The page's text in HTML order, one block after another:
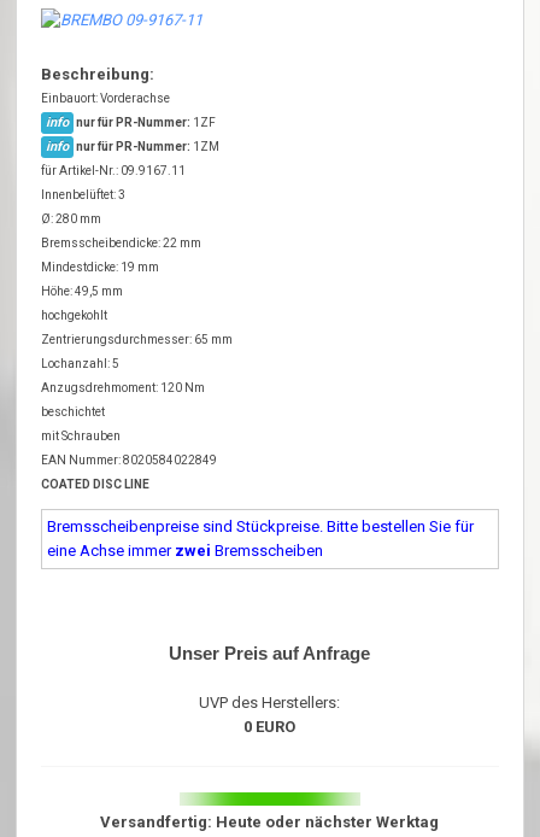
Beschreibung:
Einbauort: Vorderachse
info nur für PR-Nummer: 1ZF
info nur für PR-Nummer: 1ZM
für Artikel-Nr.: 09.9167.11
Innenbelüftet: 3
Ø: 280 mm
Bremsscheibendicke: 22 mm
Mindestdicke: 19 mm
Höhe: 49,5 mm
hochgekohlt
Zentrierungsdurchmesser: 65 mm
Lochanzahl: 5
Anzugsdrehmoment: 120 Nm
beschichtet
mit Schrauben
EAN Nummer: 8020584022849
COATED DISC LINE
Bremsscheibenpreise sind Stückpreise. Bitte bestellen Sie für
eine Achse immer zwei Bremsscheiben
Unser Preis auf Anfrage
UVP des Herstellers:
0 EURO
Versandfertig: Heute oder nächster Werktag